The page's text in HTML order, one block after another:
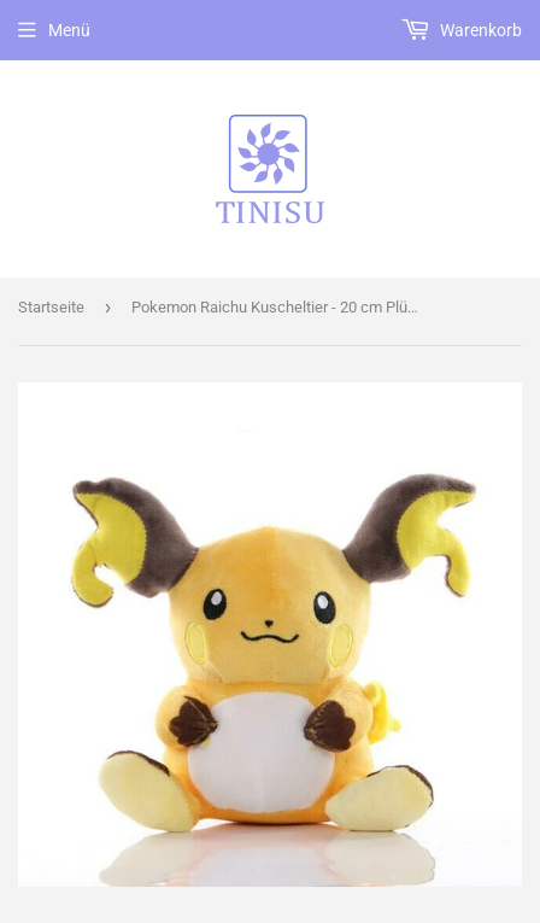
Menü Warenkorb
Startseite › Pokemon Raichu Kuscheltier - 20 cm Plüschtier